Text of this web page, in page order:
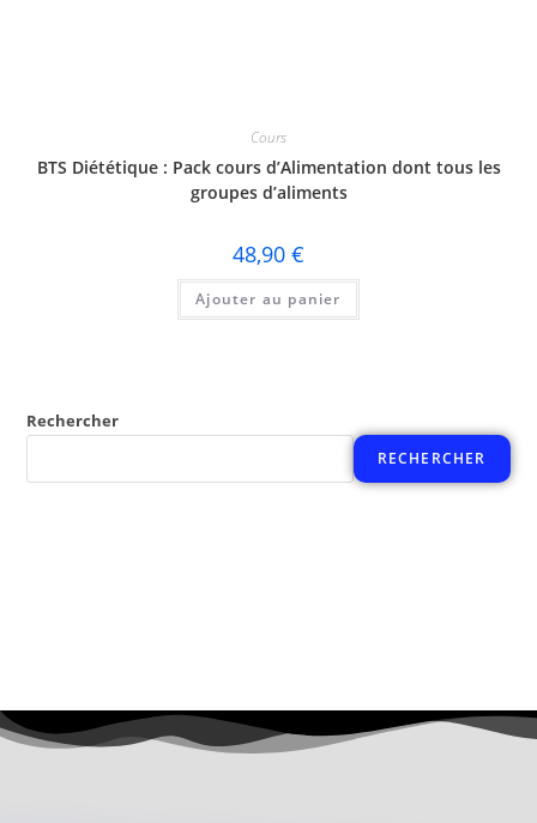
Cours
BTS Diététique : Pack cours d’Alimentation dont tous les
groupes d’aliments
48,90 €
Ajouter au panier
Rechercher
RECHERCHER